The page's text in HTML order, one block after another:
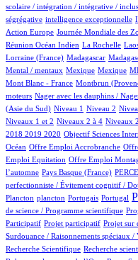
scolaire / intégration / intégrative /
ségrégative
1/615 intelligence exceptionnelle
9/615
8/615
4/615
34/615
5/615
3/615
Action Europe
5/615 Journée Mondiale des
42/615
5/615
4/615
Réunion Océan Indien
1/615 La Rochelle
1/615
1/615
7/615
66/615
2/615
Lorraine (France)
6/615 Madagascar
6/615
2/615
1/615
8/615
9/615
1/615
Mental / mentaux
1/615 Mexique
1/615 Mexique
22/615
25/615
1/615
3/615
1/615
Mont Blanc - France
6/615 Montbrun
7/615
7/615
1/615
moteurs
1/615 Nager avec les dauphins /
2/615
10/615
10/615
(Asie du Sud)
9/615 Niveau 1
9/615 Niveau 2
8/615
55/615
58/615
266/615
9/615
Niveaux 1 et 2
46/615 Niveaux 2 à 4
8/615 Niveaux
132/615
2/615
2/615
12/615
2018 2019 2020
1/615 Objectif Sciences
6/615
86/615
Océan
1/615Offre Emploi Accrobranche
1/615
1/615
1/615
Emploi Equitation
1/615 Offre Emploi
48/615
46/615
47/615
l’automne
3/615 Pays Basque (France)
32/615
1/615
perfectionniste / Évitement cognitif /
4/615
5/615
3/615
1/615
Plancton
1/615 plancton
8/615 Portugais
1/615 Portugal
281/615
1/615
1/615
de science / Programme scientifique
2/615
1/615
Participatif
1/615 Projet participatif
13/615 Projet sur
39/615
3/615
1/615
Surdouance / Raisonnements spéciaux
1/615
1/615
Recherche Scientifique
1/615 Recherche
1/615
3/615